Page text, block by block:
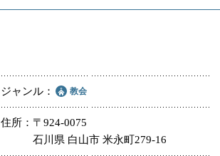
ジャンル 教会
住所
〒924-0075
石川県 白山市 米永町279-16